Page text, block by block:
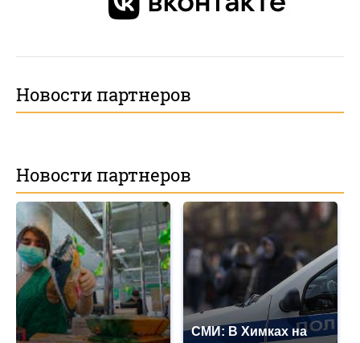
Новости партнеров
Новости партнеров
СМИ: В Химках на